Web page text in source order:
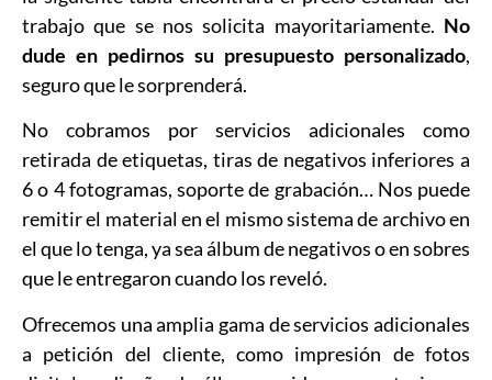
trabajo que se nos solicita mayoritariamente. No
dude en pedirnos su presupuesto personalizado,
seguro que le sorprenderá.
No cobramos por servicios adicionales como
retirada de etiquetas, tiras de negativos inferiores a
6 o 4 fotogramas, soporte de grabación… Nos puede
remitir el material en el mismo sistema de archivo en
el que lo tenga, ya sea álbum de negativos o en sobres
que le entregaron cuando los reveló.
Ofrecemos una amplia gama de servicios adicionales
a petición del cliente, como impresión de fotos